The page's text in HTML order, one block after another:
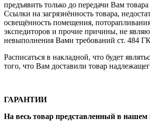
предъявить только до передачи Вам
Ссылки на загрязнённость товара,
освещённость помещения,
экспедиторов и прочие причины, не
невыполнения Вами требований ст. 484
Расписаться в накладной, что будет
того, что Вам доставили товар
ГАРАНТИИ
На весь товар представленный в нашем